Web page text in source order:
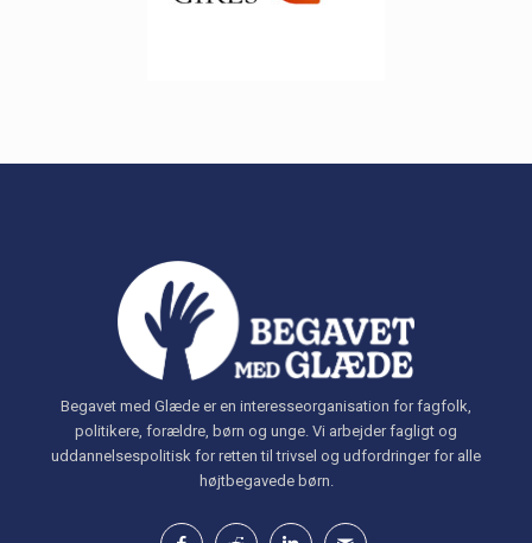
Begavet med Glæde er en interesseorganisation for fagfolk,
politikere, forældre, børn og unge. Vi arbejder fagligt og
uddannelsespolitisk for retten til trivsel og udfordringer for alle
højtbegavede børn.